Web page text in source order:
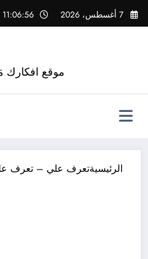
التجاوز
إلى
7 أغسطس، 2026 11:06:57 PM
موقع افكارك
الرئيسيةتعرف علي – تعرف